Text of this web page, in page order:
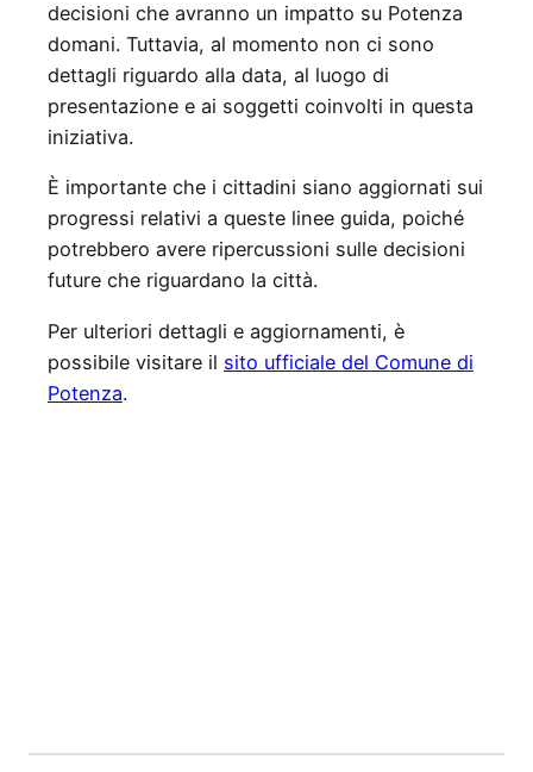
decisioni che avranno un impatto su Potenza
domani. Tuttavia, al momento non ci sono
dettagli riguardo alla data, al luogo di
presentazione e ai soggetti coinvolti in questa
iniziativa.
È importante che i cittadini siano aggiornati sui
progressi relativi a queste linee guida, poiché
potrebbero avere ripercussioni sulle decisioni
future che riguardano la città.
Per ulteriori dettagli e aggiornamenti, è
possibile visitare il sito ufficiale del Comune di
Potenza.